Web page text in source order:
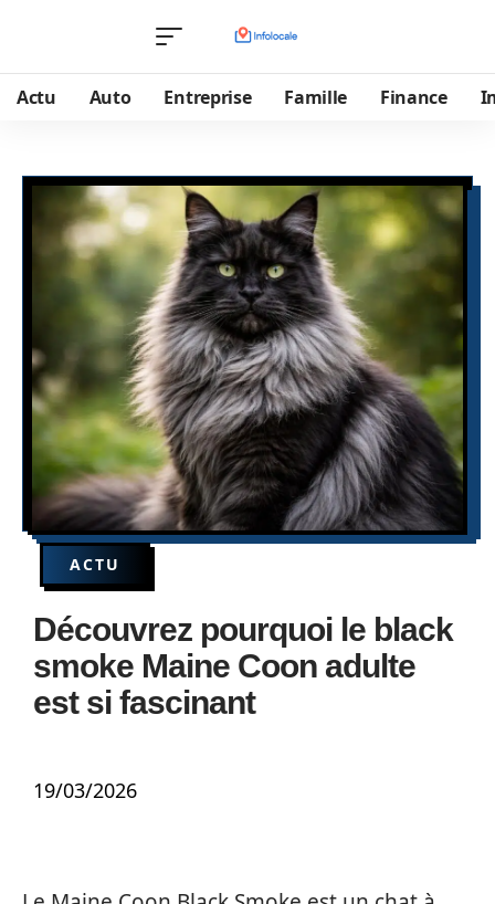
Actu Auto Entreprise Famille Finance
ACTU
Découvrez pourquoi le black
smoke Maine Coon adulte
est si fascinant
19/03/2026